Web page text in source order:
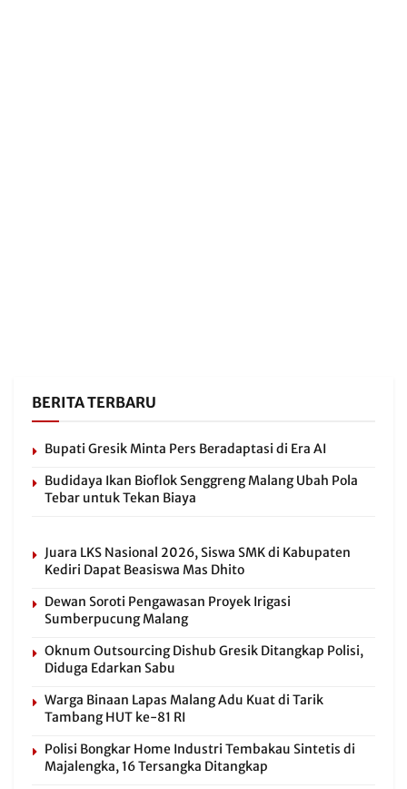
BERITA TERBARU
Bupati Gresik Minta Pers Beradaptasi di Era AI
Budidaya Ikan Bioflok Senggreng Malang Ubah Pola
Tebar untuk Tekan Biaya
Juara LKS Nasional 2026, Siswa SMK di Kabupaten
Kediri Dapat Beasiswa Mas Dhito
Dewan Soroti Pengawasan Proyek Irigasi
Sumberpucung Malang
Oknum Outsourcing Dishub Gresik Ditangkap Polisi,
Diduga Edarkan Sabu
Warga Binaan Lapas Malang Adu Kuat di Tarik
Tambang HUT ke-81 RI
Polisi Bongkar Home Industri Tembakau Sintetis di
Majalengka, 16 Tersangka Ditangkap